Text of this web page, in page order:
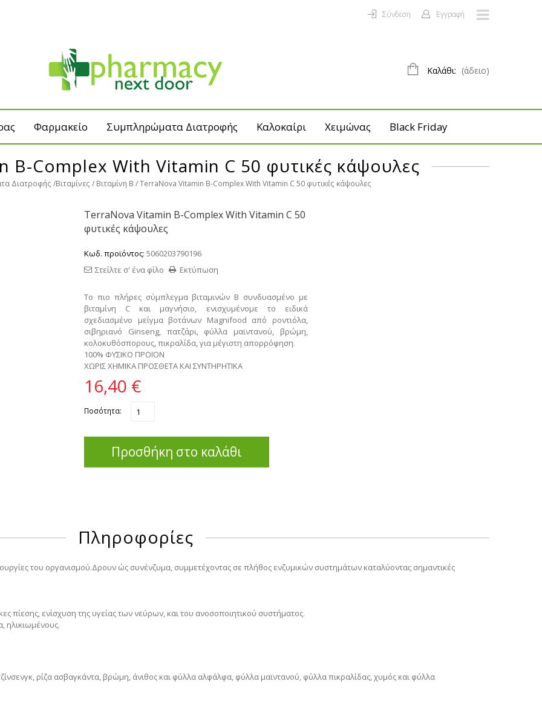
Σύνδεση Εγγραφή
Καλάθι: (άδειο)
Φαρμακείο Συμπληρώματα Διατροφής Καλοκαίρι Χειμώνας Black Friday
B-Complex With Vitamin C 50 φυτικές κάψουλες
Διατροφής Βιταμίνες Βιταμίνη Β TerraNova Vitamin B-Complex With Vitamin C 50 φυτικές κάψουλες
TerraNova Vitamin B-Complex With Vitamin C 50
φυτικές κάψουλες
Κωδ. προϊόντος: 5060203790196
Εκτύπωση
Στείλτε σ' ένα φίλο
Το πιο πλήρες σύμπλεγμα βιταμινών Β συνδυασμένο με
βιταμίνη C και μαγνήσιο, ενισχυμένομε το ειδικά
σχεδιασμένο μείγμα βοτάνων Magnifood από ροντιόλα,
σιβηριανό Ginseng, πατζάρι, φύλλα μαϊντανού, βρώμη,
κολοκυθόσπορους, πικραλίδα, για μέγιστη απορρόφηση.
100% ΦΥΣΙΚΟ ΠΡΟΪΟΝ
ΧΩΡΙΣ ΧΗΜΙΚΑ ΠΡΟΣΘΕΤΑ ΚΑΙ ΣΥΝΤΗΡΗΤΙΚΑ
16,40 €
Ποσότητα:
Προσθήκη στο καλάθι
Πληροφορίες
του οργανισμού.Δρουν ώς συνένζυμα, συμμετέχοντας σε πλήθος ενζυμικών συστημάτων καταλύοντας σημαντικές
πίεσης, ενίσχυση της υγείας των νεύρων, και του ανοσοποιητικού συστήματος.
ηλικιωμένους.
ρίζα ασβαγκάντα, βρώμη, άνιθος και φύλλα αλφάλφα, φύλλα μαϊντανού, φύλλα πικραλίδας, χυμός και φύλλα